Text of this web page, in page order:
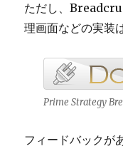
ただし、
理画面などの実装
Prime Strategy
フィードバックが